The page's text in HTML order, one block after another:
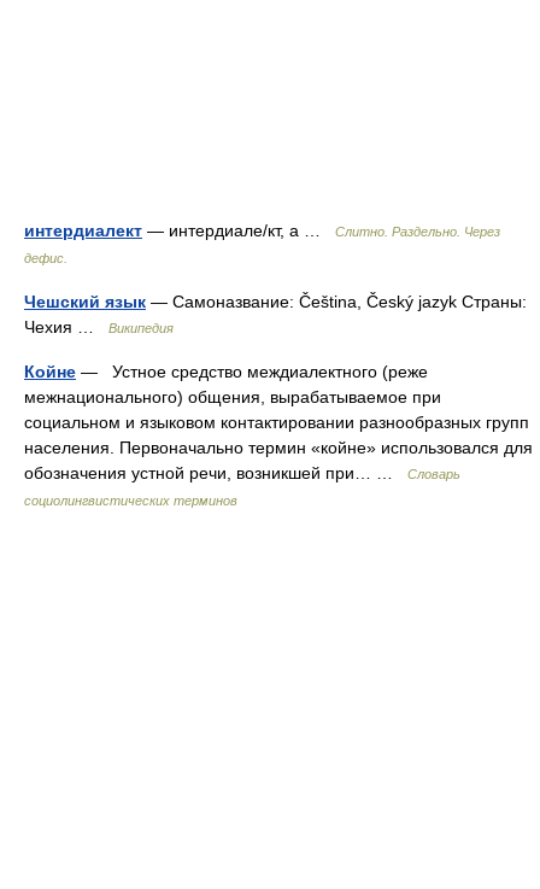
интердиалект — интердиале/кт, а …
Слитно. Раздельно. Через
дефис.
Чешский язык — Самоназвание: Čeština, Český jazyk Страны:
Чехия …
Википедия
Койне — Устное средство междиалектного (реже
межнационального) общения, вырабатываемое при
социальном и языковом контактировании разнообразных групп
населения. Первоначально термин «койне» использовался для
обозначения устной речи, возникшей при… …
Словарь
социолингвистических терминов